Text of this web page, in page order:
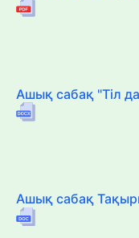
Ашық сабақ "Тіл
Ашық сабақ